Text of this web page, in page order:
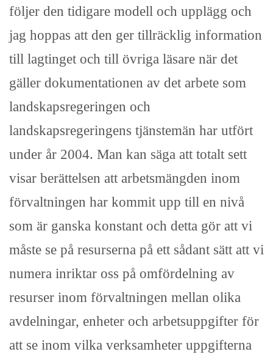
följer den tidigare modell och upplägg och
jag hoppas att den ger tillräcklig information
till lagtinget och till övriga läsare när det
gäller dokumentationen av det arbete som
landskapsregeringen och
landskapsregeringens tjänstemän har utfört
under år 2004. Man kan säga att totalt sett
visar berättelsen att arbetsmängden inom
förvaltningen har kommit upp till en nivå
som är ganska konstant och detta gör att vi
måste se på resurserna på ett sådant sätt att vi
numera inriktar oss på omfördelning av
resurser inom förvaltningen mellan olika
avdelningar, enheter och arbetsuppgifter för
att se inom vilka verksamheter uppgifterna